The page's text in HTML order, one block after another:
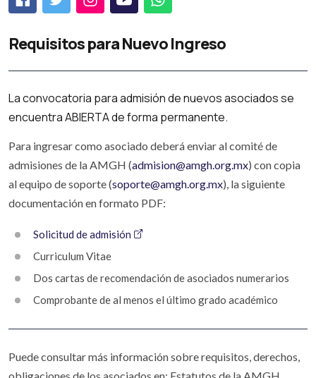
Requisitos para Nuevo Ingreso
La convocatoria para admisión de nuevos asociados se
encuentra ABIERTA de forma permanente.
Para ingresar como asociado deberá enviar al comité de
admisiones de la AMGH (admision@amgh.org.mx) con copia
al equipo de soporte (soporte@amgh.org.mx), la siguiente
documentación en formato PDF:
Solicitud de admisión
Curriculum Vitae
Dos cartas de recomendación de asociados numerarios
Comprobante de al menos el último grado académico
Puede consultar más información sobre requisitos, derechos,
obligaciones de los asociados en: Estatutos de la AMGH.